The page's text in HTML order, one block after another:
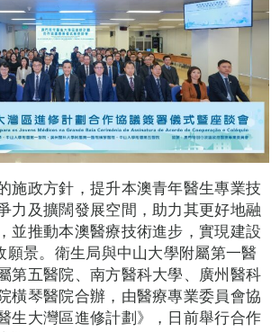
施政方針，提升本澳青年醫生專業技
力及擴闊發展空間，助力其更好地融
並推動本澳醫療技術進步，實現建設
願景。衛生局與中山大學附屬第一醫
第五醫院、南方醫科大學、廣州醫科
橫琴醫院合辦，由醫療專業委員會協
生大灣區進修計劃》，日前舉行合作